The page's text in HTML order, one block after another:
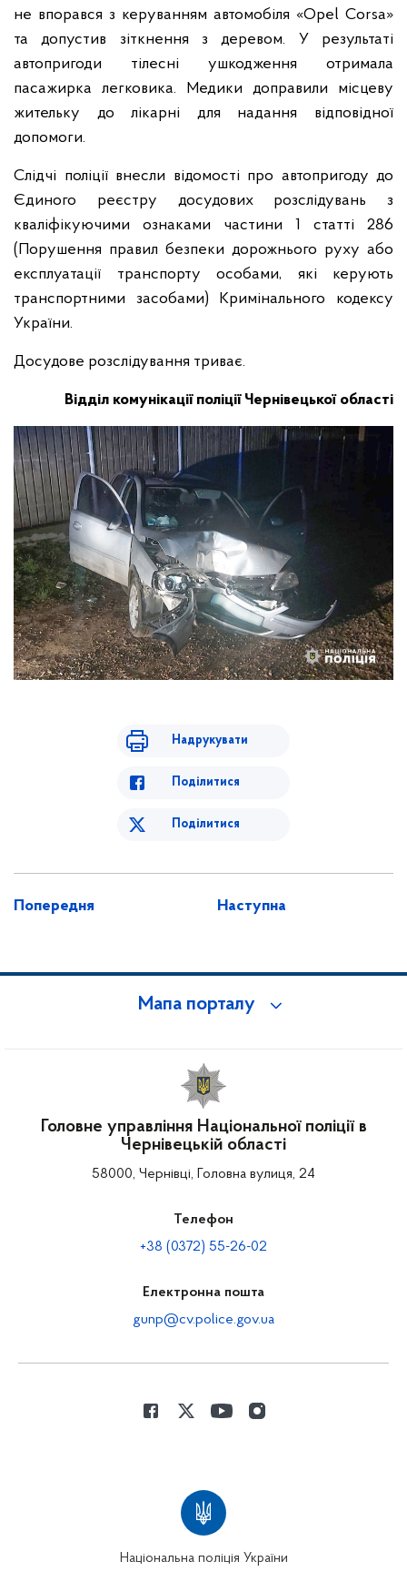
не впорався з керуванням автомобіля «Opel Corsa»
та допустив зіткнення з деревом. У результаті
автопригоди тілесні ушкодження отримала
пасажирка легковика. Медики доправили місцеву
жительку до лікарні для надання відповідної
допомоги.
Слідчі поліції внесли відомості про автопригоду до
Єдиного реєстру досудових розслідувань з
кваліфікуючими ознаками частини 1 статті 286
(Порушення правил безпеки дорожнього руху або
експлуатації транспорту особами, які керують
транспортними засобами) Кримінального кодексу
України.
Досудове розслідування триває.
Відділ комунікації поліції Чернівецької області
Надрукувати
Поділитися
Поділитися
Попередня Наступна
Мапа порталу
Головне управління Національної поліції в
Чернівецькій області
58000, Чернівці, Головна вулиця, 24
Телефон
+38 (0372) 55-26-02
Електронна пошта
gunp@cv.police.gov.ua
Національна поліція України